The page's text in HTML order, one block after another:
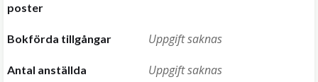
poster
Bokförda tillgångar Uppgift saknas
Antal anställda Uppgift saknas